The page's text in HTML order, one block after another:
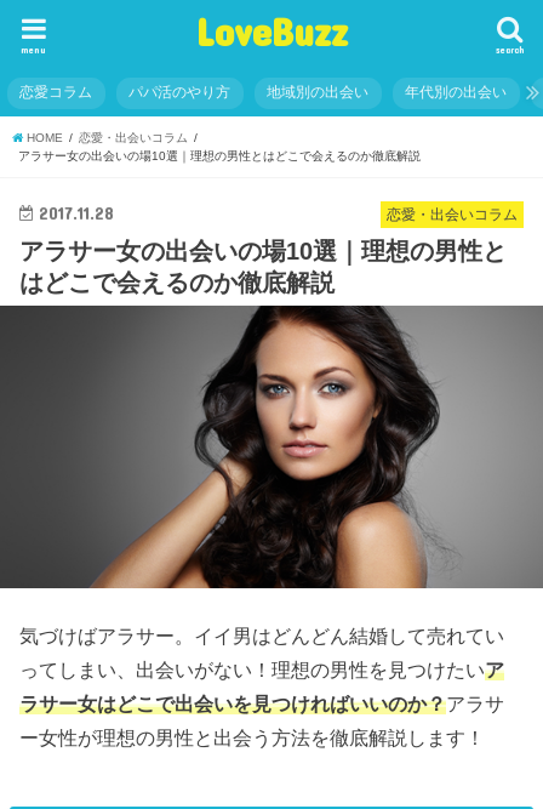
LoveBuzz search
menu
恋愛コラム パパ活のやり方 地域別の出会い 年代別の出会い
HOME
恋愛・出会いコラム
アラサー女の出会いの場10選｜理想の男性とはどこで会えるのか徹底解説
恋愛・出会いコラム
2017.11.28
アラサー女の出会いの場10選｜理想の男性と
はどこで会えるのか徹底解説
気づけばアラサー。イイ男はどんどん結婚して売れてい
ってしまい、出会いがない！理想の男性を見つけたいア
ラサー女はどこで出会いを見つければいいのか？アラサ
ー女性が理想の男性と出会う方法を徹底解説します！